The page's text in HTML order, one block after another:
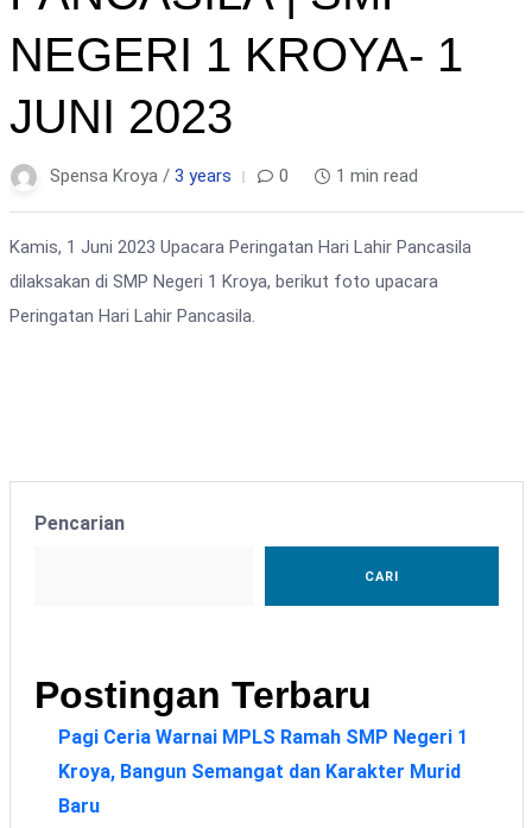
NEGERI 1 KROYA- 1
JUNI 2023
Spensa Kroya / 3 years 0 1 min read
Kamis, 1 Juni 2023 Upacara Peringatan Hari Lahir Pancasila
dilaksakan di SMP Negeri 1 Kroya, berikut foto upacara
Peringatan Hari Lahir Pancasila.
Pencarian
CARI
Postingan Terbaru
Pagi Ceria Warnai MPLS Ramah SMP Negeri 1
Kroya, Bangun Semangat dan Karakter Murid
Baru